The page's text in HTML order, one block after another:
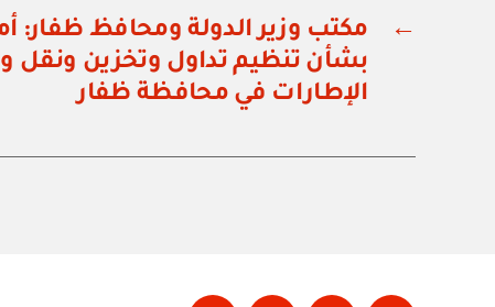
←
بشأن تنظيم تداول وتخزين ونقل
الإطارات في محافظة ظفار